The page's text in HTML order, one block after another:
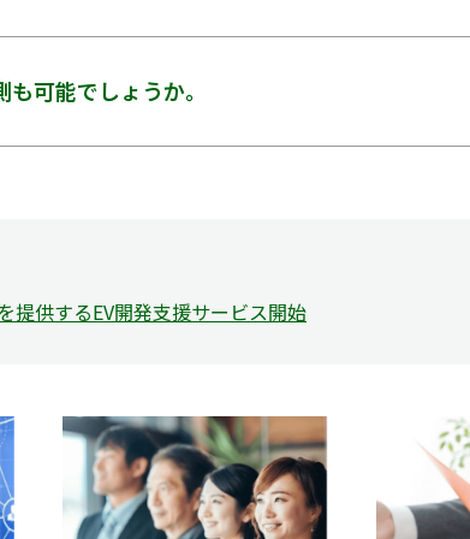
可能でしょうか。
提供するEV開発支援サービス開始